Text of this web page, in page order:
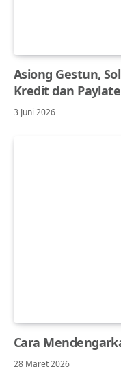
Asiong Gestun,
Kredit dan
3 Juni 2026
Cara
28 Maret 2026